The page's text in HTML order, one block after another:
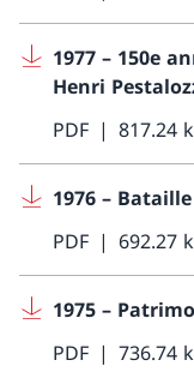
1977 – 150e
Henri
PDF
817.24
1976 –
PDF
692.27
1975 –
PDF
736.74